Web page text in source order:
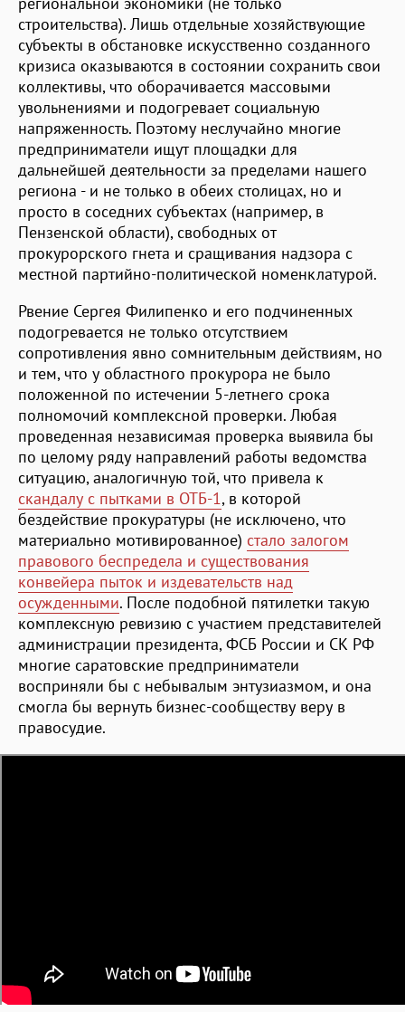
строительства). Лишь отдельные хозяйствующие
субъекты в обстановке искусственно созданного
кризиса оказываются в состоянии сохранить свои
коллективы, что оборачивается массовыми
увольнениями и подогревает социальную
напряженность. Поэтому неслучайно многие
предприниматели ищут площадки для
дальнейшей деятельности за пределами нашего
региона - и не только в обеих столицах, но и
просто в соседних субъектах (например, в
Пензенской области), свободных от
прокурорского гнета и сращивания надзора с
местной партийно-политической номенклатурой.
Рвение Сергея Филипенко и его подчиненных
подогревается не только отсутствием
сопротивления явно сомнительным действиям, но
и тем, что у областного прокурора не было
положенной по истечении 5-летнего срока
полномочий комплексной проверки. Любая
проведенная независимая проверка выявила бы
по целому ряду направлений работы ведомства
ситуацию, аналогичную той, что привела к
скандалу с пытками в ОТБ-1 , в которой
бездействие прокуратуры (не исключено, что
материально мотивированное) стало залогом
правового беспредела и существования
конвейера пыток и издевательств над
осужденными. После подобной пятилетки такую
комплексную ревизию с участием представителей
администрации президента, ФСБ России и СК РФ
многие саратовские предприниматели
восприняли бы с небывалым энтузиазмом, и она
смогла бы вернуть бизнес-сообществу веру в
правосудие.